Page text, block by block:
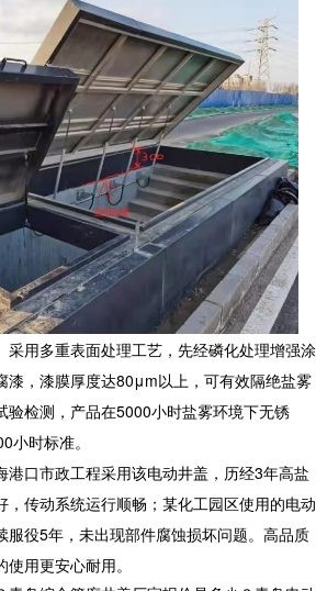
采用多重表面处理工艺，先经磷化处理增强涂
漆，漆膜厚度达80μm以上，可有效隔绝盐雾
验检测，产品在5000小时盐雾环境下无锈
时标准。
港口市政工程采用该电动井盖 ，历经3年高盐
，传动系统运行顺畅；某化工园区使用的电动
服役5年，未出现部件腐蚀损坏问题。高品质
使用更安心耐用。